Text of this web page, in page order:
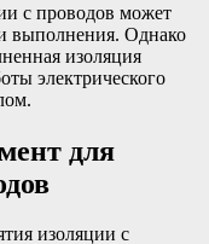
с проводов может
выполнения. Однако
изоляция
электрического
для